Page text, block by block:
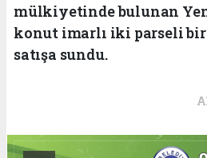
mülkiyetinde bulunan
konut imarlı iki parseli
satışa sundu.